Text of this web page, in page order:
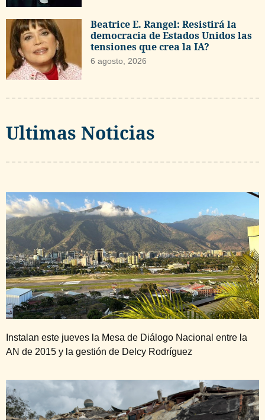
Beatrice E. Rangel: Resistirá la
democracia de Estados Unidos las
tensiones que crea la IA?
6 agosto, 2026
Ultimas Noticias
Instalan este jueves la Mesa de Diálogo Nacional entre la
AN de 2015 y la gestión de Delcy Rodríguez